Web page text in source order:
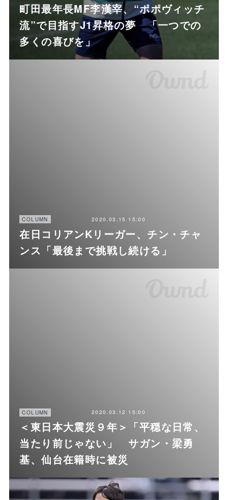
町田最年長MF李漢宰、“ポポヴィッチ
流”で目指すJ1昇格の夢 「一つでの
多くの喜びを」
COLUMN 2020.03.15 15:00
在日コリアンKリーガー、チン・チャ
ンス「最後まで挑戦し続ける」
COLUMN 2020.03.12 15:00
＜東日本大震災９年＞「平穏な日常、
当たり前じゃない」 サガン・梁勇
基、仙台在籍時に被災